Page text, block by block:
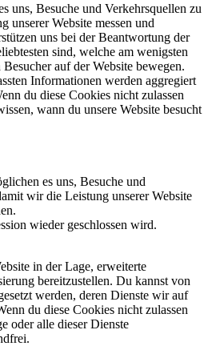
uns, Besuche und Verkehrsquellen zu
unserer Website messen und
uns bei der Beantwortung der
sind, welche am wenigsten
auf der Website bewegen.
Informationen werden aggregiert
du diese Cookies nicht zulassen
wann du unsere Website besucht
es uns, Besuche und
wir die Leistung unserer Website
wieder geschlossen wird.
in der Lage, erweiterte
bereitzustellen. Du kannst von
werden, deren Dienste wir auf
du diese Cookies nicht zulassen
oder alle dieser Dienste